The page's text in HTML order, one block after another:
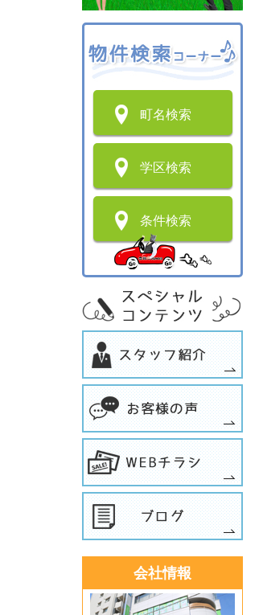
町名検索
学区検索
条件検索
会社情報